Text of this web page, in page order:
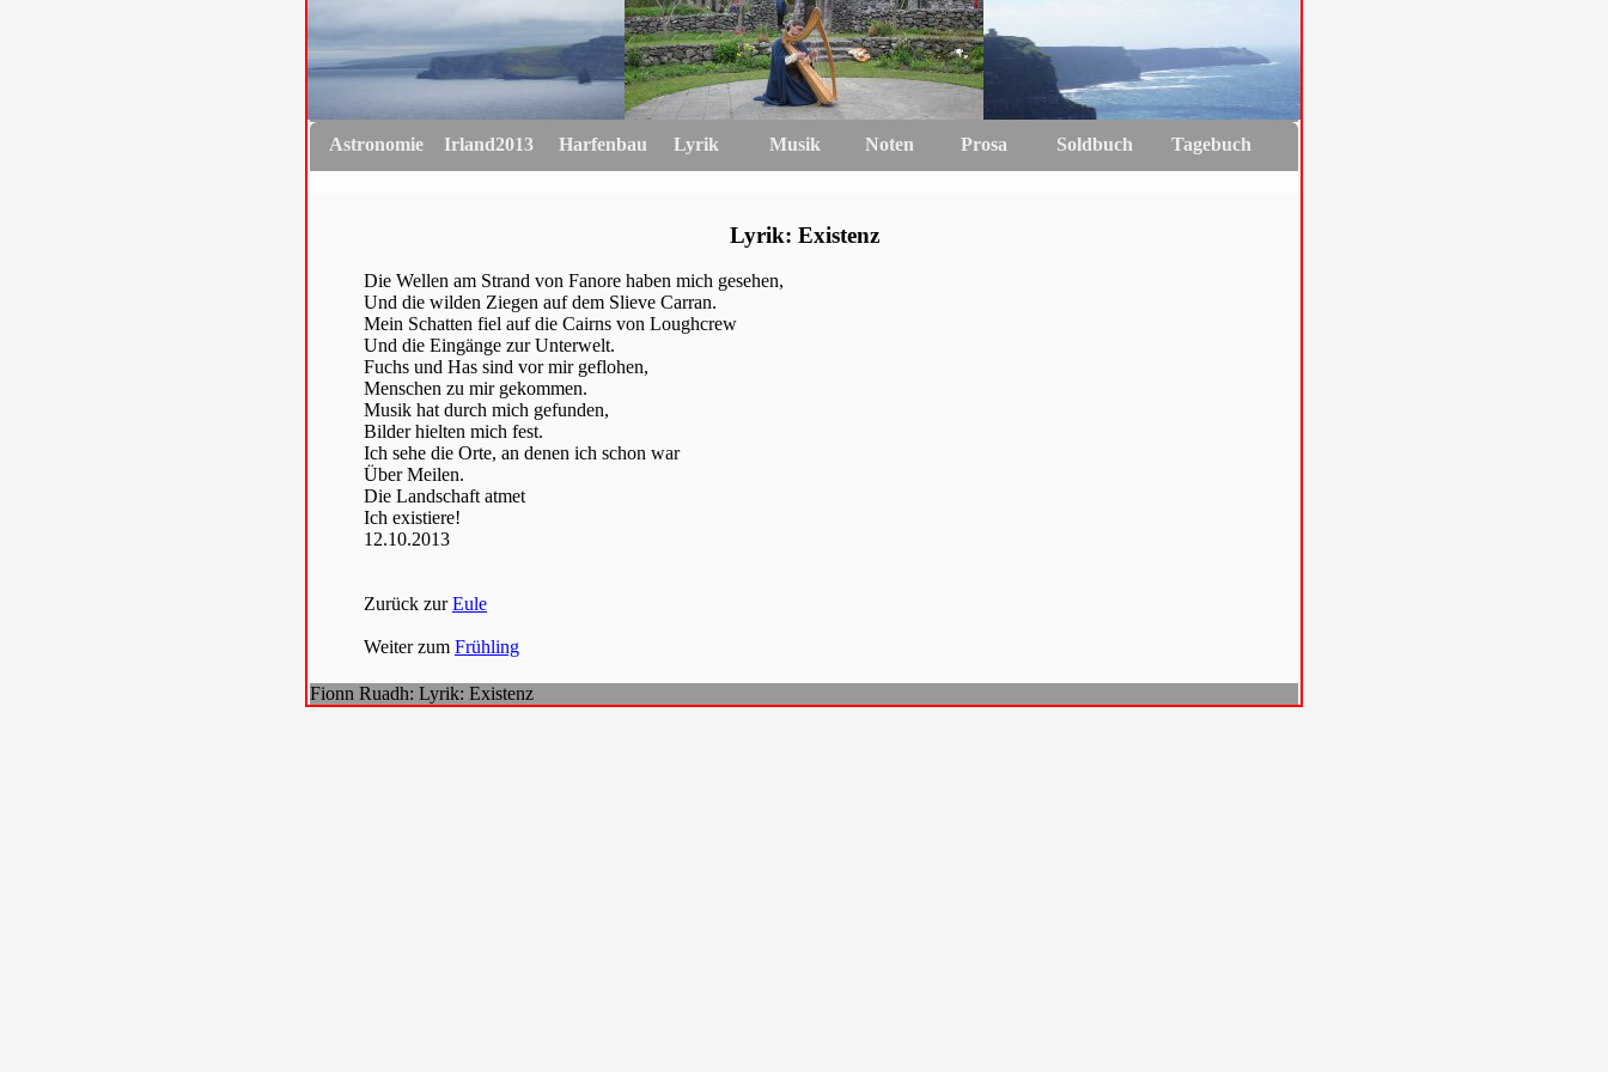
Astronomie Irland2013 Harfenbau Lyrik Musik Noten Prosa Soldbuch Tagebuch
Lyrik: Existenz
Die Wellen am Strand von Fanore haben mich gesehen,
Und die wilden Ziegen auf dem Slieve Carran.
Mein Schatten fiel auf die Cairns von Loughcrew
Und die Eingänge zur Unterwelt.
Fuchs und Has sind vor mir geflohen,
Menschen zu mir gekommen.
Musik hat durch mich gefunden,
Bilder hielten mich fest.
Ich sehe die Orte, an denen ich schon war
Über Meilen.
Die Landschaft atmet
Ich existiere!
12.10.2013
Zurück zurEule
Weiter zum Frühling
Fionn Ruadh: Lyrik: Existenz